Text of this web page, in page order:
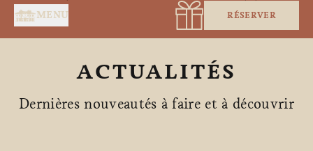
MENU RÉSERVER
ACTUALITÉS
Dernières nouveautés à faire et à découvrir
Panneau de gestion des cookies